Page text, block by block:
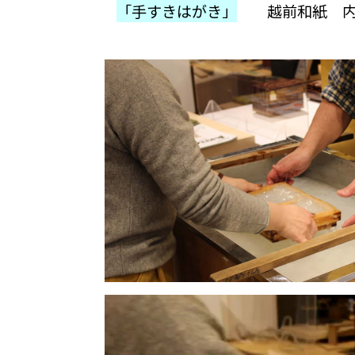
「手すきはがき」 越前和紙 内